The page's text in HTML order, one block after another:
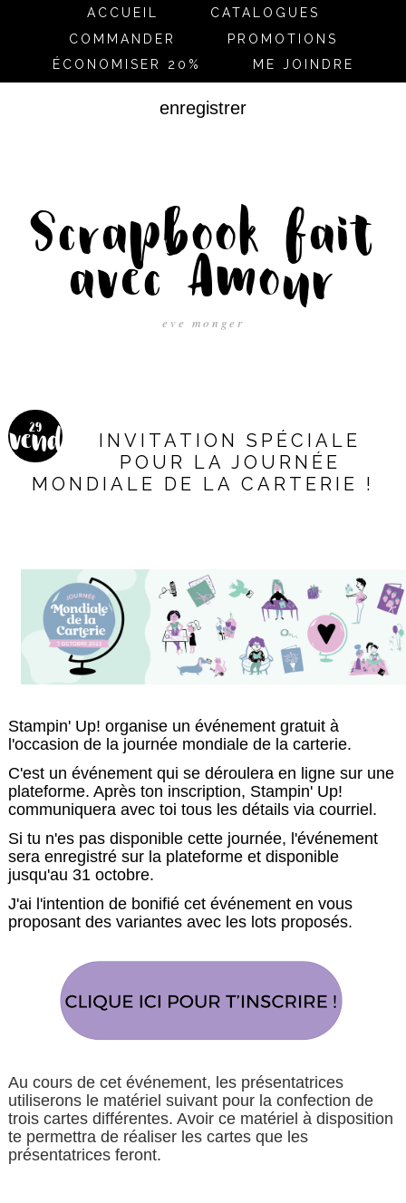
ACCUEIL
CATALOGUES
COMMANDER
PROMOTIONS
ÉCONOMISER 20%
ME JOINDRE
enregistrer
Scrapbook fait
avec Amour
eve monger
29
vend
redi
INVITATION SPÉCIALE
POUR LA JOURNÉE
MONDIALE DE LA CARTERIE !
Stampin' Up! organise un événement gratuit à
l'occasion de la journée mondiale de la carterie.
C'est un événement qui se déroulera en ligne sur une
plateforme. Après ton inscription, Stampin' Up!
communiquera avec toi tous les détails via courriel.
Si tu n'es pas disponible cette journée, l'événement
sera enregistré sur la plateforme et disponible
jusqu'au 31 octobre.
J'ai l'intention de bonifié cet événement en vous
proposant des variantes avec les lots proposés.
Au cours de cet événement, les présentatrices
utiliserons le matériel suivant pour la confection de
trois cartes différentes. Avoir ce matériel à disposition
te permettra de réaliser les cartes que les
présentatrices feront.